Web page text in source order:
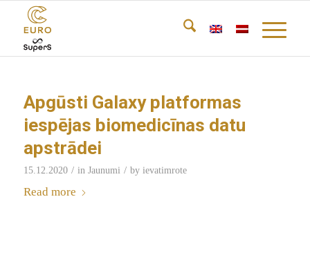
Apgūsti Galaxy platformas
iespējas biomedicīnas datu
apstrādei
15.12.2020 / in Jaunumi / by ievatimrote
Read more